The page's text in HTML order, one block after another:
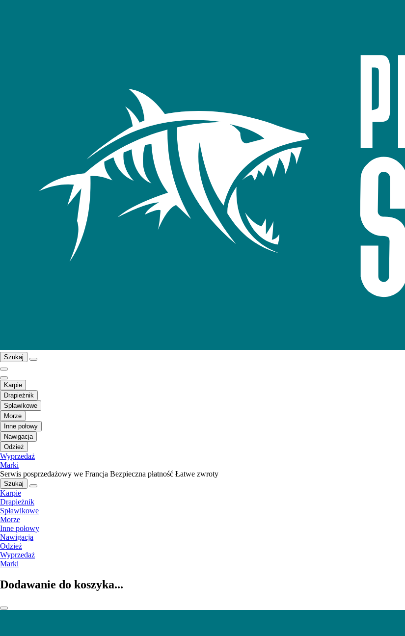
Szukaj
Karpie
Drapieżnik
Spławikowe
Morze
Inne połowy
Nawigacja
Odzież
Wyprzedaż
Marki
Serwis posprzedażowy we Francja Bezpieczna płatność Łatwe zwroty
Szukaj
Karpie
Drapieżnik
Spławikowe
Morze
Inne połowy
Nawigacja
Odzież
Wyprzedaż
Marki
Dodawanie do koszyka...